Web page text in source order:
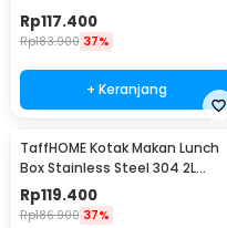
Layer 1.4L Grid 4 - J274
Rp117.400
Rp183.900 37%
+ Keranjang
TaffHOME Kotak Makan Lunch
Box Stainless Steel 304 2L
Single Compartment - HS233
Rp119.400
Rp186.900 37%